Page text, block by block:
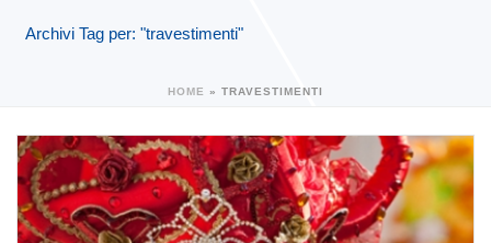
Archivi Tag per: "travestimenti"
HOME » TRAVESTIMENTI